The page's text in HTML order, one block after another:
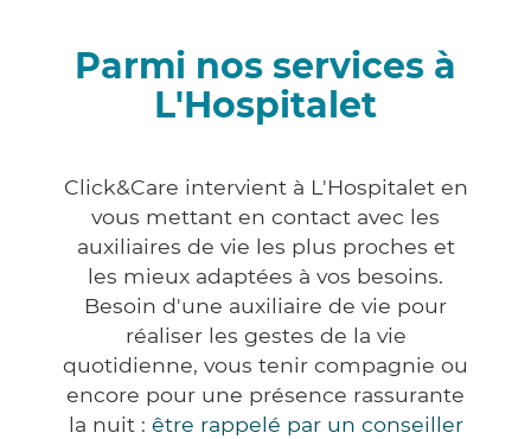
Parmi nos services à
L'Hospitalet
Click&Care intervient à L'Hospitalet en
vous mettant en contact avec les
auxiliaires de vie les plus proches et
les mieux adaptées à vos besoins.
Besoin d'une auxiliaire de vie pour
réaliser les gestes de la vie
quotidienne, vous tenir compagnie ou
encore pour une présence rassurante
la nuit : être rappelé par un conseiller